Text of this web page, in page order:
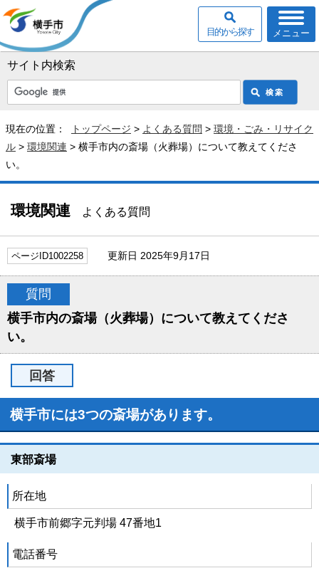
サイト内検索
メニュー
目的から探す
現在の位置： トップページ > よくある質問 > 環境・ごみ・リサイク
ル > 環境関連 > 横手市内の斎場（火葬場）について教えてくださ
い。
環境関連 よくある質問
ページID1002258 更新日 2025年9月17日
質問
横手市内の斎場（火葬場）について教えてくださ
い。
回答
横手市には3つの斎場があります。
東部斎場
所在地
横手市前郷字元判場 47番地1
電話番号